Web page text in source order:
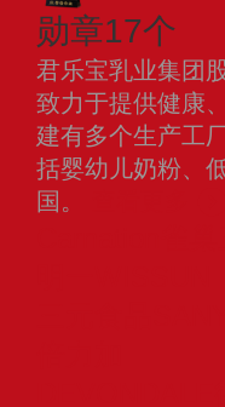
勋章17个
君乐宝乳业集团
致力于提供健康
建有多个生产工
括婴幼儿奶粉、
国。